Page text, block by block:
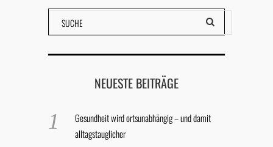
NEUESTE BEITRÄGE
Gesundheit wird ortsunabhängig – und damit
alltagstauglicher